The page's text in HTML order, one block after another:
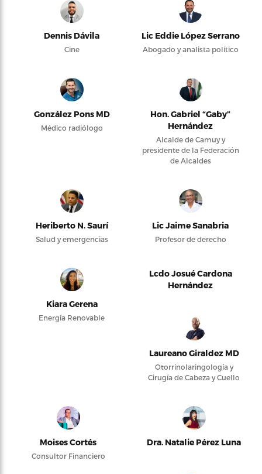
Dennis Dávila
Cine
Lic Eddie López Serrano
Abogado y analista político
González Pons MD
Médico radiólogo
Hon. Gabriel “Gaby”
Hernández
Alcalde de Camuy y
presidente de la Federación
de Alcaldes
Heriberto N. Saurí
Salud y emergencias
Lic Jaime Sanabria
Profesor de derecho
Kiara Gerena
Energía Renovable
Lcdo Josué Cardona
Hernández
Laureano Giraldez MD
Otorrinolaringología y
Cirugía de Cabeza y Cuello
Moises Cortés
Consultor Financiero
Dra. Natalie Pérez Luna